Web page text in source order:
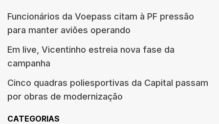
Funcionários da Voepass citam à PF pressão
para manter aviões operando
Em live, Vicentinho estreia nova fase da
campanha
Cinco quadras poliesportivas da Capital passam
por obras de modernização
CATEGORIAS